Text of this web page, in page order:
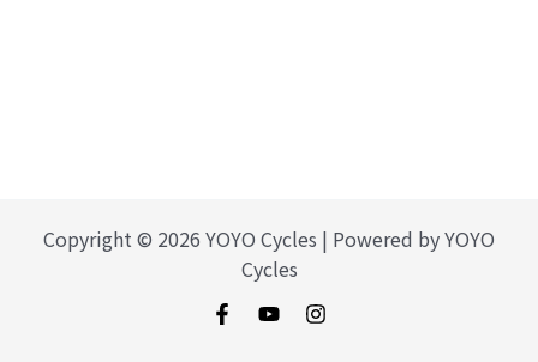
Copyright © 2026 YOYO Cycles | Powered by YOYO
Cycles